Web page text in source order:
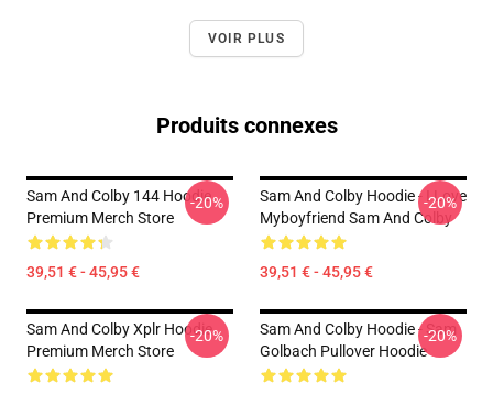
VOIR PLUS
Produits connexes
Sam And Colby 144 Hoodie
Premium Merch Store
39,51 € - 45,95 €
-20%
Sam And Colby Hoodie - I Love
Myboyfriend Sam And Colby
39,51 € - 45,95 €
-20%
Sam And Colby Xplr Hoodie
Premium Merch Store
-20%
Sam And Colby Hoodie - Sam
Golbach Pullover Hoodie
-20%